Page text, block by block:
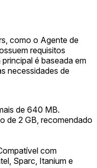
como o Agente de
requisitos
é baseada em
necessidades de
de 640 MB.
de 2 GB, recomendado
com
Sparc, Itanium e